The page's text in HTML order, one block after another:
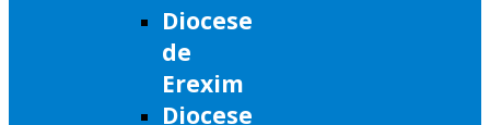
Diocese
de
Erexim
Diocese